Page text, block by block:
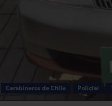
Carabineros de Chile Policial